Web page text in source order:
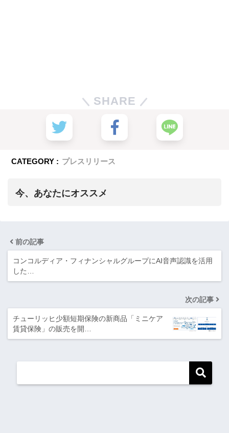
SHARE
CATEGORY : プレスリリース
今、あなたにオススメ
前の記事
コンコルディア・フィナンシャルグループにAI音声認識を活用
した…
次の記事
チューリッヒ少額短期保険の新商品「ミニケア
賃貸保険」の販売を開…